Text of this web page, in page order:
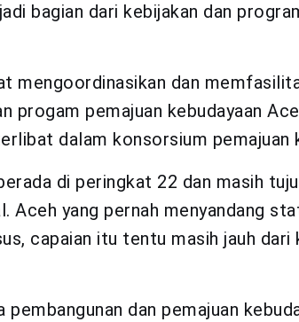
bagian dari kebijakan dan
mengoordinasikan dan
progam pemajuan kebudayaan
dalam konsorsium pemajuan
di peringkat 22 dan masih
Aceh yang pernah menyandang
capaian itu tentu masih jauh dari
pembangunan dan pemajuan